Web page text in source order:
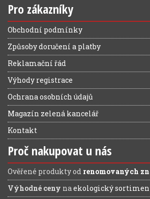
Pro zákazníky
Obchodní podmínky
Způsoby doručení a platby
Reklamační řád
Výhody registrace
Ochrana osobních údajů
Magazín zelená kancelář
Kontakt
Proč nakupovat u nás
Ověřené produkty od renomovaných
Výhodné ceny naekologický